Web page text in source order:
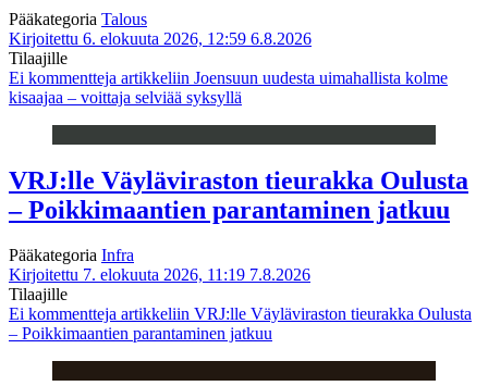
Pääkategoria Talous
Kirjoitettu 6. elokuuta 2026, 12:59 6.8.2026
Tilaajille
Ei kommentteja artikkeliin Joensuun uudesta uimahallista kolme
kisaajaa – voittaja selviää syksyllä
VRJ:lle Väyläviraston tieurakka Oulusta
– Poikkimaantien parantaminen jatkuu
Pääkategoria Infra
Kirjoitettu 7. elokuuta 2026, 11:19 7.8.2026
Tilaajille
Ei kommentteja artikkeliin VRJ:lle Väyläviraston tieurakka Oulusta
– Poikkimaantien parantaminen jatkuu